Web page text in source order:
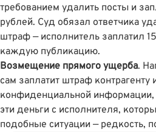
требованием удалить посты и
рублей. Суд обязал ответчика
штраф — исполнитель заплатил
каждую публикацию.
Возмещение прямого ущерба.
сам заплатит штраф контрагенту
конфиденциальной информации,
эти деньги с исполнителя,
подобные ситуации — редкость,